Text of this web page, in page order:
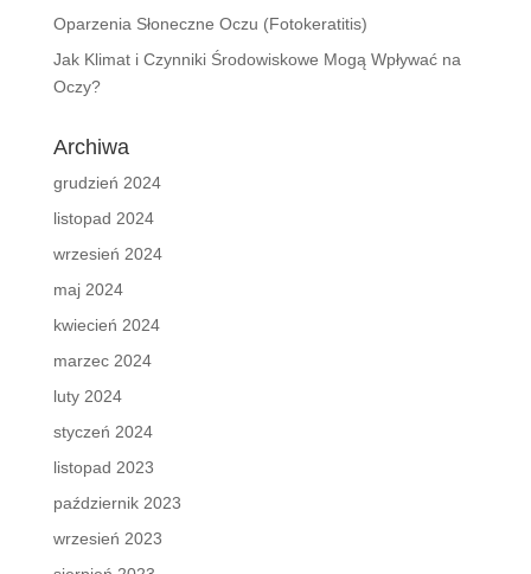
Oparzenia Słoneczne Oczu (Fotokeratitis)
Jak Klimat i Czynniki Środowiskowe Mogą Wpływać na
Oczy?
Archiwa
grudzień 2024
listopad 2024
wrzesień 2024
maj 2024
kwiecień 2024
marzec 2024
luty 2024
styczeń 2024
listopad 2023
październik 2023
wrzesień 2023